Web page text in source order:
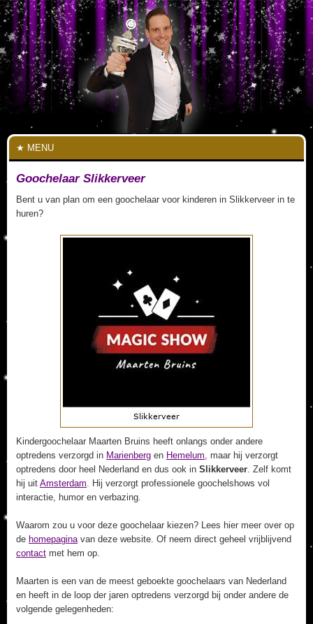
MENU
Goochelaar Slikkerveer
Bent u van plan om een goochelaar voor kinderen in Slikkerveer in te
huren?
Kindergoochelaar Maarten Bruins heeft onlangs onder andere
optredens verzorgd in Marienberg en Hemelum, maar hij verzorgt
optredens door heel Nederland en dus ook in Slikkerveer. Zelf komt
hij uit Amsterdam. Hij verzorgt professionele goochelshows vol
interactie, humor en verbazing.
Waarom zou u voor deze goochelaar kiezen? Lees hier meer over op
de homepaginavan deze website. Of neem direct geheel vrijblijvend
contact met hem op.
Maarten is een van de meest geboekte goochelaars van Nederland
en heeft in de loop der jaren optredens verzorgd bij onder andere de
volgende gelegenheden: